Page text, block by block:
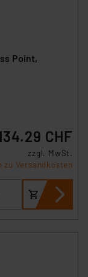
Point,
CHF
zzgl. MwSt.
zu Versandkosten